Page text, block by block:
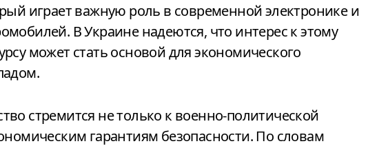
играет важную роль в современной электронике и
В Украине надеются, что интерес к этому
может стать основой для экономического
стремится не только к военно-политической
гарантиям безопасности. По словам